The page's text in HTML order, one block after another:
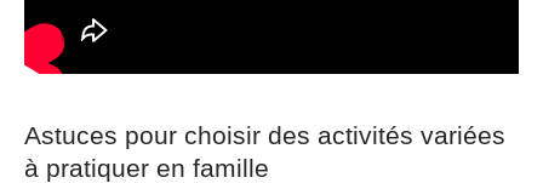
Astuces pour choisir des activités variées
à pratiquer en famille